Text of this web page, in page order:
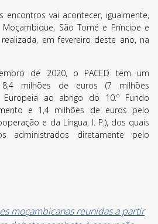
encontros vai acontecer, igualmente,
São Tomé e Príncipe e
em fevereiro deste ano, na
de 2020, o PACED tem um
milhões de euros (7 milhões
ao abrigo do 10.º Fundo
e 1,4 milhões de euros pelo
e da Língua, I. P.), dos quais
administrados diretamente pelo
moçambicanas reunidas a partir
as novidades!